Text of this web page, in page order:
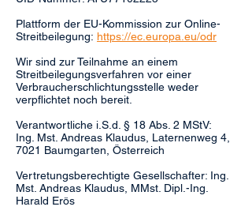
Plattform der EU-Kommission zur Online-
Streitbeilegung: https://ec.europa.eu/odr
Wir sind zur Teilnahme an einem
Streitbeilegungsverfahren vor einer
Verbraucherschlichtungsstelle weder
verpflichtet noch bereit.
Verantwortliche i.S.d. § 18 Abs. 2 MStV:
Ing. Mst. Andreas Klaudus, Laternenweg 4,
7021 Baumgarten, Österreich
Vertretungsberechtigte Gesellschafter: Ing.
Mst. Andreas Klaudus, MMst. Dipl.-Ing.
Harald Erös